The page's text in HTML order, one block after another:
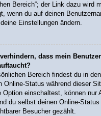
Bereich“; der Link dazu wird
wenn du auf deinen
Einstellungen ändern.
dass mein
Bereich findest du in
Online-Status während dieser
Option einschaltest, können nur
du selbst deinen Online-
Besucher gezählt.